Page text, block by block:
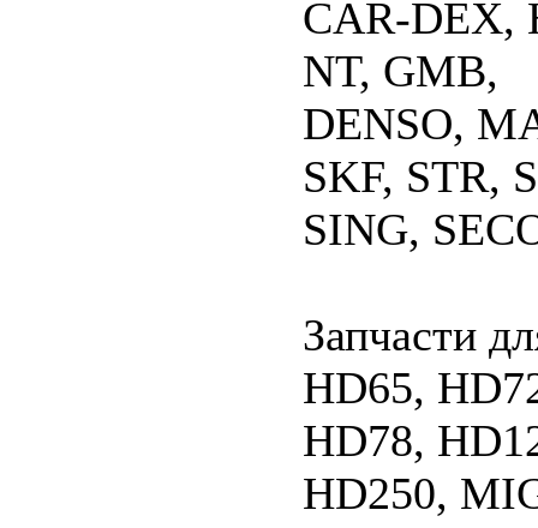
CAR-DEX,
NT, GMB,
DENSO,
SKF, STR,
SING,
Запчасти
HD65,
HD78,
HD250,